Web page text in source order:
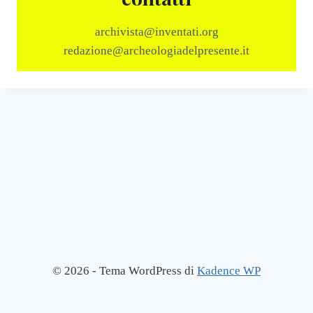
archivista@inventati.org
redazione@archeologiadelpresente.it
© 2026 - Tema WordPress di Kadence WP